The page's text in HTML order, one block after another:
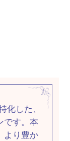
化した、
です。本
より豊か